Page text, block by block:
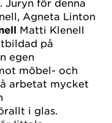
Juryn för denna
Agneta Linton
Matti Klenell
på
egen
möbel- och
arbetat mycket
i glas.